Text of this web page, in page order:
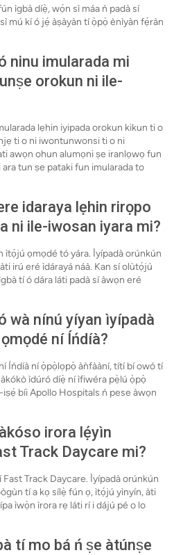
ìgbà díẹ̀, wọ́n sì máa ń padà sí
mú kí ó jẹ́ àṣàyàn tí ọ̀pọ̀ ènìyàn fẹ́ràn
ninu imularada mi
orokun ni ile-
lẹhin iyipada orokun kikun ti o
ti o ni iwontunwonsi ti o ni
awọn ohun alumọni ṣe iranlọwọ fun
tun ṣe pataki fun imularada to
idaraya lẹhin rirọpo
ni ile-iwosan iyara mi?
ìtọ́jú ọmọdé tó yára. Ìyípadà orúnkún
irú eré ìdárayá náà. Kan sí olùtọ́jú
tí ó dára láti padà sí àwọn eré
wà nínú yíyan ìyípadà
ní Íńdíà?
Íńdíà ní ọ̀pọ̀lọpọ̀ àǹfààní, títí bí owó tí
ìdúró díẹ̀ ní ìfiwéra pẹ̀lú ọ̀pọ̀
bíi Apollo Hospitals ń pese àwọn
irora lẹ́yìn
Track Daycare mi?
Track Daycare. Ìyípadà orúnkún
tí a kọ sílẹ̀ fún ọ, ìtọ́jú yìnyín, àti
ìwọ̀n ìrora rẹ láti rí i dájú pé o lo
tí mo bá ń ṣe àtúnṣe